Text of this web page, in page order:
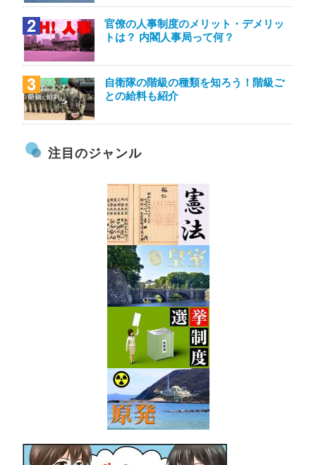
官僚の人事制度のメリット・デメリッ
トは？ 内閣人事局って何？
自衛隊の階級の種類を知ろう！階級ご
との給料も紹介
注目のジャンル